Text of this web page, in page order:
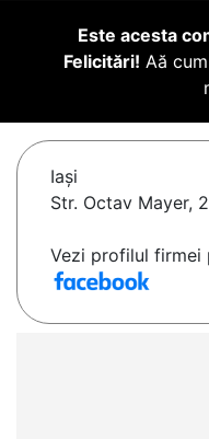
Este acesta
Felicitări! Aă
Iaşi
Str. Octav Mayer,
Vezi profilul firmei